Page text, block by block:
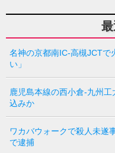
名神の京都南IC-高槻JCTで
い」
鹿児島本線の西小倉-九州
込みか
ワカバウォークで殺人未遂
で逮捕